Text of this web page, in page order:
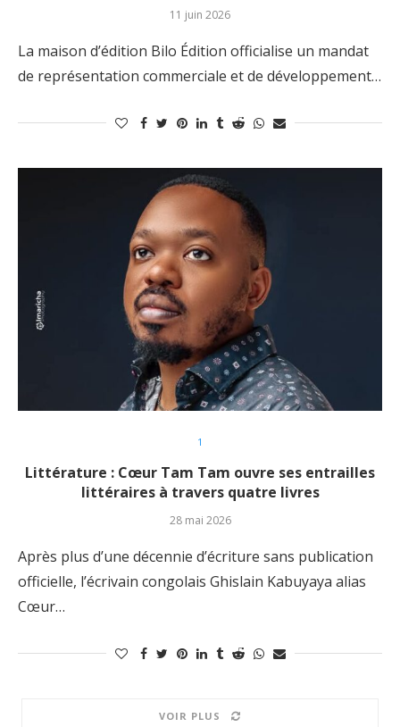
11 juin 2026
La maison d’édition Bilo Édition officialise un mandat
de représentation commerciale et de développement…
1
Littérature : Cœur Tam Tam ouvre ses entrailles
littéraires à travers quatre livres
28 mai 2026
Après plus d’une décennie d’écriture sans publication
officielle, l’écrivain congolais Ghislain Kabuyaya alias
Cœur…
VOIR PLUS